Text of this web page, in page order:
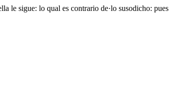
le sigue: lo qual es contrario de·lo susodicho: pues